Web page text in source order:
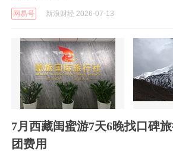
网易号 新浪财经 2026-07-13
7月西藏闺蜜游7天6晚找口碑
团费用